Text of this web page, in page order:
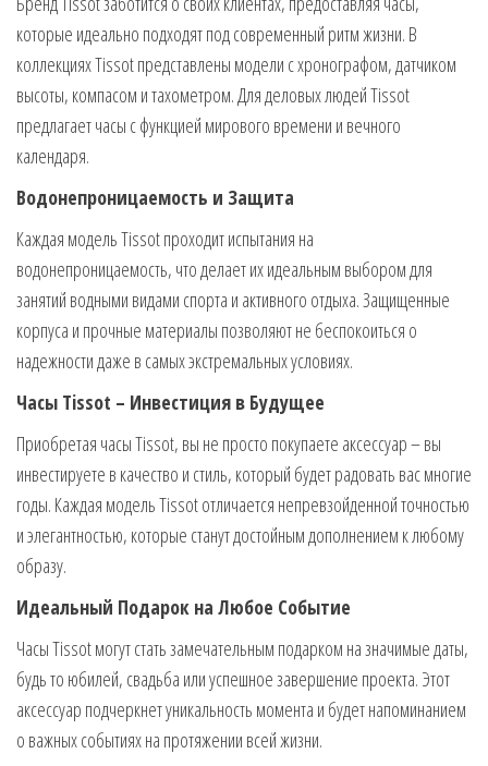
которые идеально подходят под современный ритм жизни. В
коллекциях Tissot представлены модели с хронографом, датчиком
высоты, компасом и тахометром. Для деловых людей Tissot
предлагает часы с функцией мирового времени и вечного
календаря.
Водонепроницаемость и Защита
Каждая модель Tissot проходит испытания на
водонепроницаемость, что делает их идеальным выбором для
занятий водными видами спорта и активного отдыха. Защищенные
корпуса и прочные материалы позволяют не беспокоиться о
надежности даже в самых экстремальных условиях.
Часы Tissot – Инвестиция в Будущее
Приобретая часы Tissot, вы не просто покупаете аксессуар – вы
инвестируете в качество и стиль, который будет радовать вас многие
годы. Каждая модель Tissot отличается непревзойденной точностью
и элегантностью, которые станут достойным дополнением к любому
образу.
Идеальный Подарок на Любое Событие
Часы Tissot могут стать замечательным подарком на значимые даты,
будь то юбилей, свадьба или успешное завершение проекта. Этот
аксессуар подчеркнет уникальность момента и будет напоминанием
о важных событиях на протяжении всей жизни.